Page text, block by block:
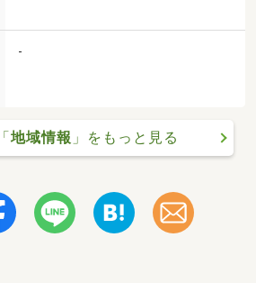
-
地域情報 」をもっと見る